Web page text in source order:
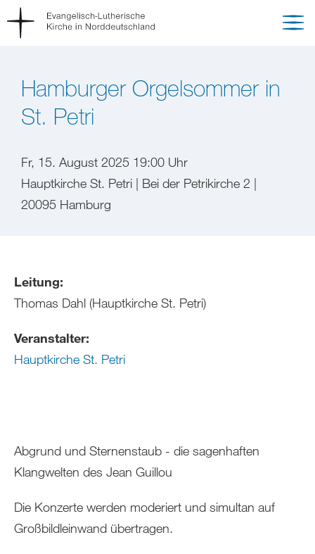
Hamburger Orgelsommer in
St. Petri
Fr, 15. August 2025 19:00 Uhr
Hauptkirche St. Petri | Bei der Petrikirche 2 |
20095 Hamburg
Leitung:
Thomas Dahl (Hauptkirche St. Petri)
Veranstalter:
Hauptkirche St. Petri
Abgrund und Sternenstaub - die sagenhaften
Klangwelten des Jean Guillou
Die Konzerte werden moderiert und simultan auf
Großbildleinwand übertragen.